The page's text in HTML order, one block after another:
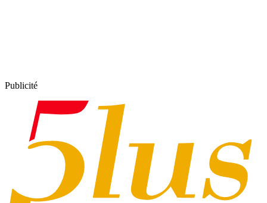
Publicité